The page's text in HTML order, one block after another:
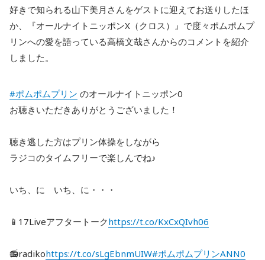
好きで知られる山下美月さんをゲストに迎えてお送りしたほ
か、『オールナイトニッポンX（クロス）』で度々ポムポムプ
リンへの愛を語っている高橋文哉さんからのコメントを紹介
しました。
#ポムポムプリン のオールナイトニッポン0
お聴きいただきありがとうございました！
聴き逃した方はプリン体操をしながら
ラジコのタイムフリーで楽しんでね♪
いち、に いち、に・・・
📱17Liveアフタートークhttps://t.co/KxCxQIvh06
📻radikohttps://t.co/sLgEbnmUIW#ポムポムプリンANN0